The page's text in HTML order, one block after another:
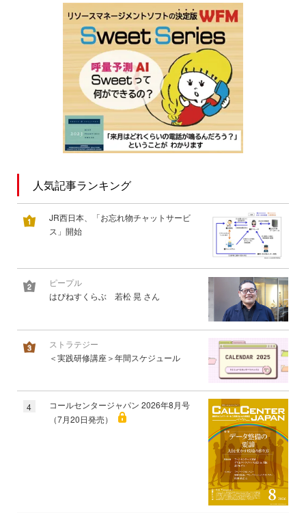
人気記事ランキング
JR西日本、「お忘れ物チャットサービ
ス」開始
ピープル
はぴねすくらぶ 若松 晃 さん
ストラテジー
＜実践研修講座＞年間スケジュール
4
コールセンタージャパン 2026年8月号
（7月20日発売）